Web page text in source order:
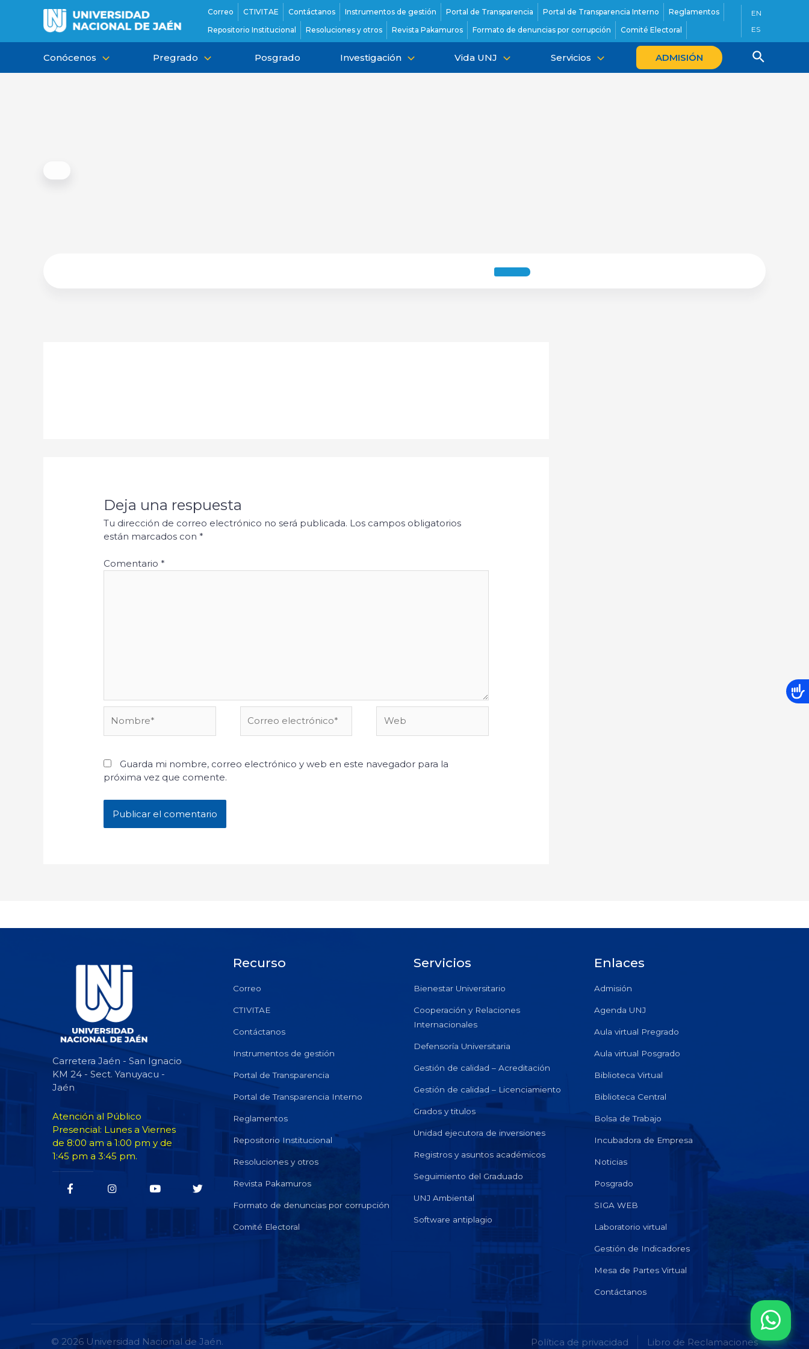
contenido
Correo CTIVITAE Contáctanos Instrumentos de gestión Portal de Transparencia Portal de Transparencia Interno
Reglamentos
Repositorio Institucional
Resoluciones y otros Revista Pakamuros Formato de denuncias por corrupción Comité Electoral
EN
ES
Conócenos Pregrado Posgrado Investigación Vida UNJ Servicios ADMISIÓN
Deja una respuesta
Tu dirección de correo electrónico no será publicada. Los campos obligatorios
están marcados con*
Comentario*
electrónico*
Guarda mi nombre, correo electrónico y web en este navegador para la
próxima vez que comente.
Carretera Jaén - San Ignacio
KM 24 - Sect. Yanuyacu -
Jaén
Atención al Público
Presencial: Lunes a Viernes
de 8:00 am a 1:00 pm y de
1:45 pm a 3:45 pm.
Recurso
Correo
CTIVITAE
Contáctanos
Instrumentos de gestión
Portal de Transparencia
Portal de Transparencia Interno
Reglamentos
Repositorio Institucional
Resoluciones y otros
Revista Pakamuros
Formato de denuncias por corrupción
Comité Electoral
Servicios
Bienestar Universitario
Cooperación y Relaciones
Internacionales
Defensoría Universitaria
Gestión de calidad – Acreditación
Gestión de calidad – Licenciamiento
Grados y titulos
Unidad ejecutora de inversiones
Registros y asuntos académicos
Seguimiento del Graduado
UNJ Ambiental
Software antiplagio
Enlaces
Admisión
Agenda UNJ
Aula virtual Pregrado
Aula virtual Posgrado
Biblioteca Virtual
Biblioteca Central
Bolsa de Trabajo
Incubadora de Empresa
Noticias
Posgrado
SIGA WEB
Laboratorio virtual
Gestión de Indicadores
Mesa de Partes Virtual
Contáctanos
© 2026 Universidad Nacional de Jaén. Política de privacidad Libro de Reclamaciones